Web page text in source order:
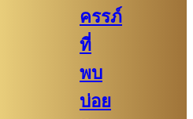
ครรภ์
ที่
พบ
บ่อย